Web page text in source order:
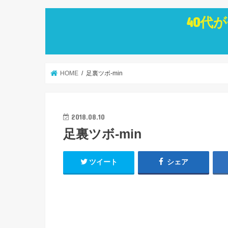
40代
HOME 足裏ツボ-min
2018.08.10
足裏ツボ-min
ツイート シェア